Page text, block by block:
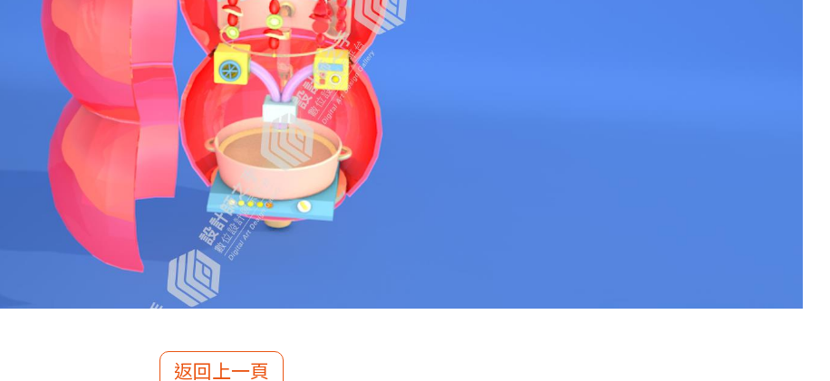
返回上一頁